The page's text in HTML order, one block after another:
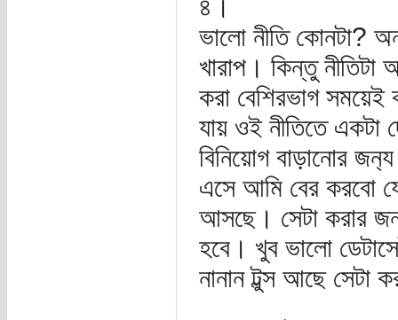
৪।
ভালো নীতি কোনটা?
খারাপ। কিন্তু
করা বেশিরভাগ
যায় ওই নীতিতে একটা
বিনিয়োগ বাড়ানোর
এসে আমি বের করবো যে
আসছে। সেটা করার
হবে। খুব ভালো
নানান টুল্স আছে সেটা